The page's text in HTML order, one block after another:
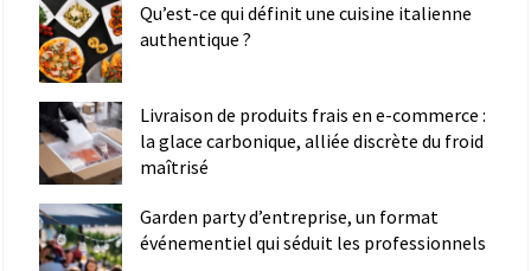
Qu’est-ce qui définit une cuisine italienne
authentique ?
Livraison de produits frais en e-commerce :
la glace carbonique, alliée discrète du froid
maîtrisé
Garden party d’entreprise, un format
événementiel qui séduit les professionnels